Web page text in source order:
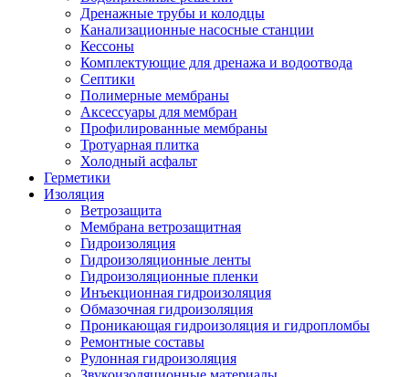
Дренажные трубы и колодцы
Канализационные насосные станции
Кессоны
Комплектующие для дренажа и водоотвода
Септики
Полимерные мембраны
Аксессуары для мембран
Профилированные мембраны
Тротуарная плитка
Холодный асфальт
Герметики
Изоляция
Ветрозащита
Мембрана ветрозащитная
Гидроизоляция
Гидроизоляционные ленты
Гидроизоляционные пленки
Инъекционная гидроизоляция
Обмазочная гидроизоляция
Проникающая гидроизоляция и гидропломбы
Ремонтные составы
Рулонная гидроизоляция